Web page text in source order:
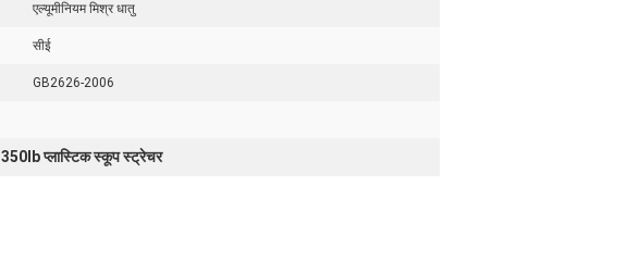
एल्यूमीनियम मिश्र धातु
सीई
GB2626-2006
350lb प्लास्टिक स्कूप स्ट्रेचर